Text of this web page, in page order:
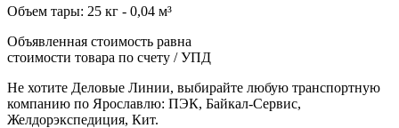
Объем тары: 25 кг - 0,04 м³
Объявленная стоимость равна
стоимости товара по счету / УПД
Не хотите Деловые Линии, выбирайте любую транспортную
компанию по Ярославлю: ПЭК, Байкал-Сервис,
Желдорэкспедиция, Кит.